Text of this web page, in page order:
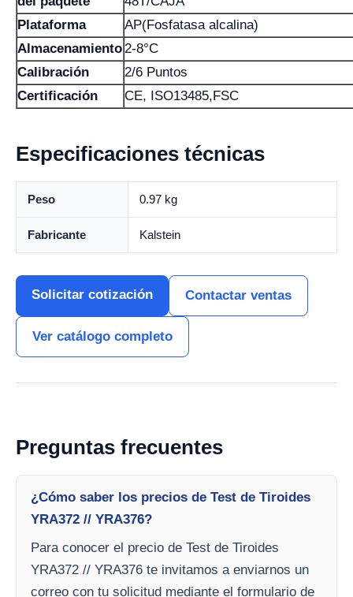
Plataforma
AP(Fosfatasa alcalina)
Almacenamiento2-8°C
Calibración
2/6 Puntos
Certificación
CE, ISO13485,FSC
Especificaciones técnicas
Peso 0.97 kg
Fabricante Kalstein
Solicitar cotización Contactar ventas
Ver catálogo completo
Preguntas frecuentes
¿Cómo saber los precios de Test de Tiroides
YRA372 // YRA376?
Para conocer el precio de Test de Tiroides
YRA372 // YRA376 te invitamos a enviarnos un
correo con tu solicitud mediante el formulario de